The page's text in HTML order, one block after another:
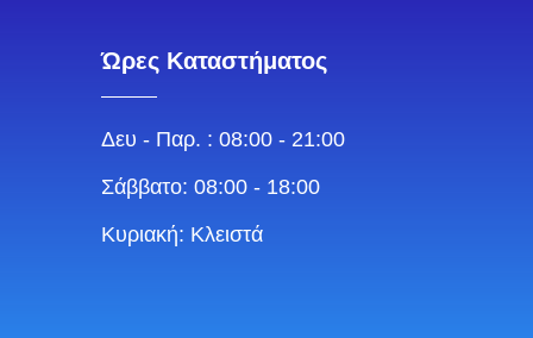
Ώρες Καταστήματος
Δευ - Παρ. : 08:00 - 21:00
Σάββατο: 08:00 - 18:00
Κυριακή: Κλειστά